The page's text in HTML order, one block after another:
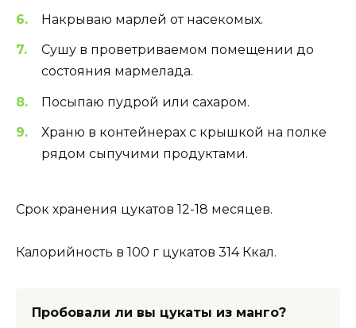
Накрываю марлей от насекомых.
Сушу в проветриваемом помещении до
состояния мармелада.
Посыпаю пудрой или сахаром.
Храню в контейнерах с крышкой на полке
рядом сыпучими продуктами.
Срок хранения цукатов 12-18 месяцев.
Калорийность в 100 г цукатов 314 Ккал.
Пробовали ли вы цукаты из манго?